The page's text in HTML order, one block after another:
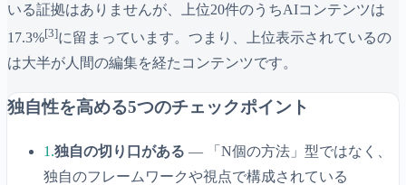
いる証拠はありませんが、上位20件のうちAIコンテンツは
17.3%[3]に留まっています。つまり、上位表示されているの
は大半が人間の編集を経たコンテンツです。
独自性を高める5つのチェックポイント
1.独自の切り口がある — 「N個の方法」型ではなく、
独自のフレームワークや視点で構成されている